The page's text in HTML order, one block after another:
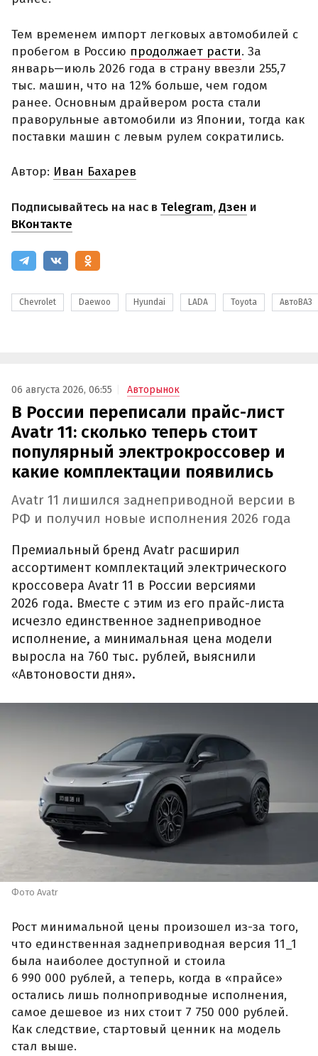
Тем временем импорт легковых автомобилей с
пробегом в Россию продолжает расти. За
январь—июль 2026 года в страну ввезли 255,7
тыс. машин, что на 12% больше, чем годом
ранее. Основным драйвером роста стали
праворульные автомобили из Японии, тогда как
поставки машин с левым рулем сократились.
Автор: Иван Бахарев
Подписывайтесь на нас в Telegram,Дзен и
ВКонтакте
Chevrolet Daewoo Hyundai LADA Toyota АвтоВАЗ
06 августа 2026, 06:55 Авторынок
В России переписали прайс-лист
Avatr 11: сколько теперь стоит
популярный электрокроссовер и
какие комплектации появились
Avatr 11 лишился заднеприводной версии в
РФ и получил новые исполнения 2026 года
Премиальный бренд Avatr расширил
ассортимент комплектаций электрического
кроссовера Avatr 11 в России версиями
2026 года. Вместе с этим из его прайс-листа
исчезло единственное заднеприводное
исполнение, а минимальная цена модели
выросла на 760 тыс. рублей, выяснили
«Автоновости дня».
Фото Avatr
Рост минимальной цены произошел из-за того,
что единственная заднеприводная версия 11_1
была наиболее доступной и стоила
6 990 000 рублей, а теперь, когда в «прайсе»
остались лишь полноприводные исполнения,
самое дешевое из них стоит 7 750 000 рублей.
Как следствие, стартовый ценник на модель
стал выше.